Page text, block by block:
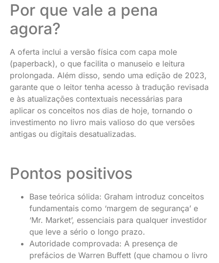
Por que vale a pena
agora?
A oferta inclui a versão física com capa mole
(paperback), o que facilita o manuseio e leitura
prolongada. Além disso, sendo uma edição de 2023,
garante que o leitor tenha acesso à tradução revisada
e às atualizações contextuais necessárias para
aplicar os conceitos nos dias de hoje, tornando o
investimento no livro mais valioso do que versões
antigas ou digitais desatualizadas.
Pontos positivos
Base teórica sólida: Graham introduz conceitos
fundamentais como ‘margem de segurança’ e
‘Mr. Market’, essenciais para qualquer investidor
que leve a sério o longo prazo.
Autoridade comprovada: A presença de
prefácios de Warren Buffett (que chamou o livro